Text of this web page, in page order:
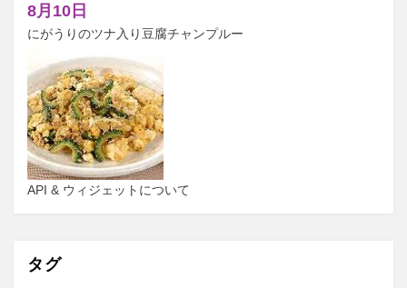
8月10日
にがうりのツナ入り豆腐チャンプルー
API & ウィジェットについて
タグ